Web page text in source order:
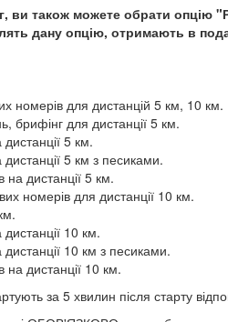
ви також можете обрати
дану опцію, отримають в
номерів для дистанцій 5 км, 10 км.
брифінг для дистанції 5 км.
5 км.
5 км з песиками.
дистанції 5 км.
номерів для дистанції 10 км.
10 км.
дистанції 10 км з песиками.
дистанції 10 км.
за 5 хвилин після старту